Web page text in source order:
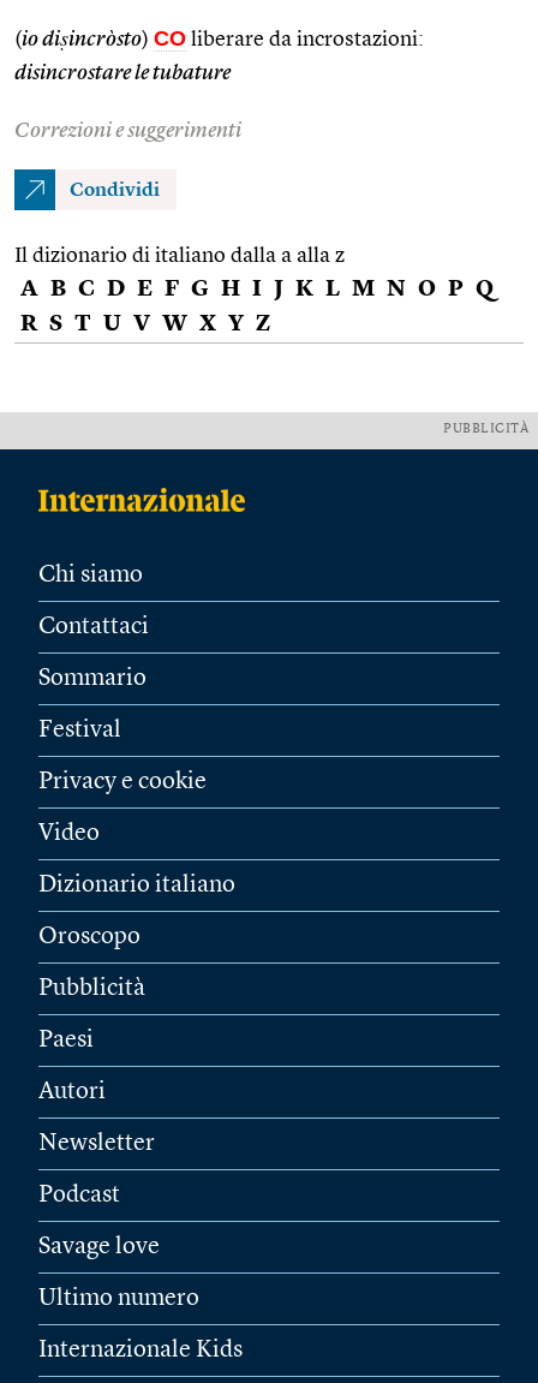
(io diṣincròsto) CO liberare da incrostazioni:
disincrostare le tubature
Correzioni e suggerimenti
Condividi
Il dizionario di italiano dalla a alla z
A B C D E F G H I J K L M N O P Q
R S T U V W X Y Z
PUBBLICITÀ
Chi siamo
Contattaci
Sommario
Festival
Privacy e cookie
Video
Dizionario italiano
Oroscopo
Pubblicità
Paesi
Autori
Newsletter
Podcast
Savage love
Ultimo numero
Internazionale Kids